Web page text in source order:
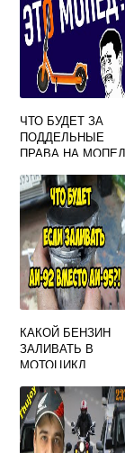
ЧТО БУДЕТ ЗА
ПОДДЕЛЬНЫЕ
ПРАВА НА МОПЕД
КАКОЙ БЕНЗИН
ЗАЛИВАТЬ В
МОТОЦИКЛ